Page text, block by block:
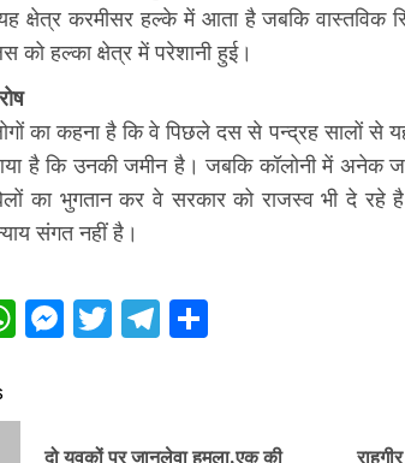
क्षेत्र करमीसर हल्के में आता है जबकि वास्तविक
को हल्का क्षेत्र में परेशानी हुई।
का कहना है कि वे पिछले दस से पन्द्रह सालों से
है कि उनकी जमीन है। जबकि कॉलोनी में अनेक
का भुगतान कर वे सरकार को राजस्व भी दे
संगत नहीं है।
WhatsApp
Messenger
TwitterTelegram
दो युवकों पर जानलेवा हमला,एक की